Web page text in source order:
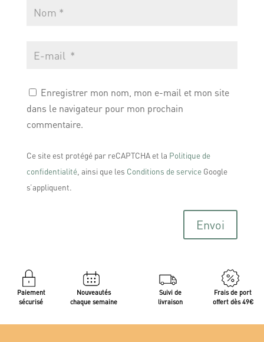
Enregistrer mon nom, mon e-mail et mon site
dans le navigateur pour mon prochain
commentaire.
Ce site est protégé par reCAPTCHA et la Politique de
confidentialité, ainsi que les Conditions de serviceGoogle
s’appliquent.
Envoi
Paiement
sécurisé
Nouveautés
chaque semaine
Suivi de
livraison
Frais de port
offert dès 49€